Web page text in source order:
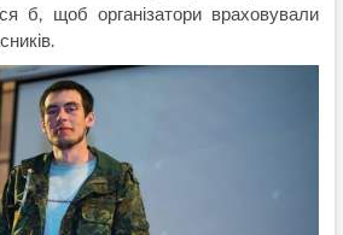
б, щоб організатори враховували